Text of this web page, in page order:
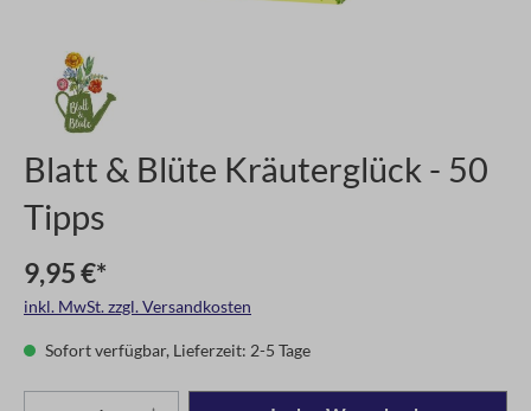
Blatt & Blüte Kräuterglück - 50
Tipps
9,95 €*
inkl. MwSt. zzgl. Versandkosten
Sofort verfügbar, Lieferzeit: 2-5 Tage